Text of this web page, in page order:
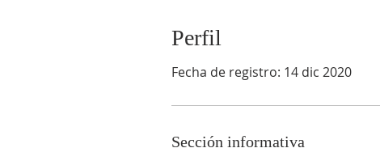
Perfil
Fecha de registro: 14 dic 2020
Sección informativa